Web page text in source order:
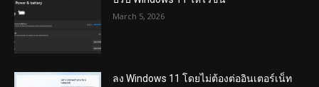
March 5, 2026
ลง Windows 11 โดยไม่ต้องต่ออินเตอร์เน็ท